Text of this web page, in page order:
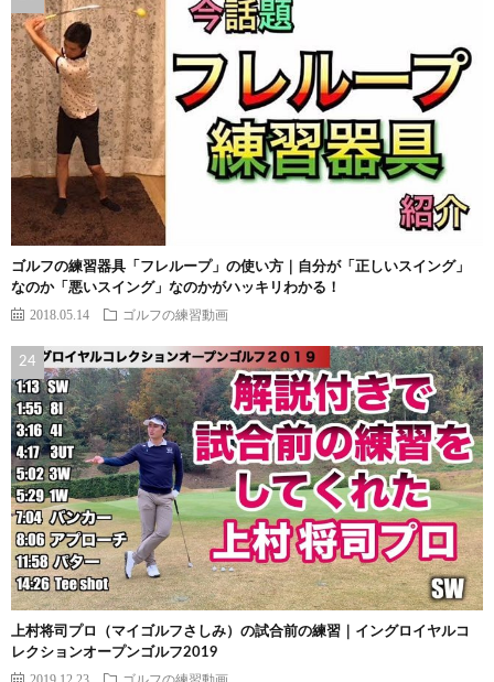
ゴルフの練習器具「フレループ」の使い方｜自分が「正しいスイング」
なのか「悪いスイング」なのかがハッキリわかる！
2018.05.14 ゴルフの練習動画
上村将司プロ（マイゴルフさしみ）の試合前の練習｜イングロイヤルコ
レクションオープンゴルフ2019
2019.12.23 ゴルフの練習動画